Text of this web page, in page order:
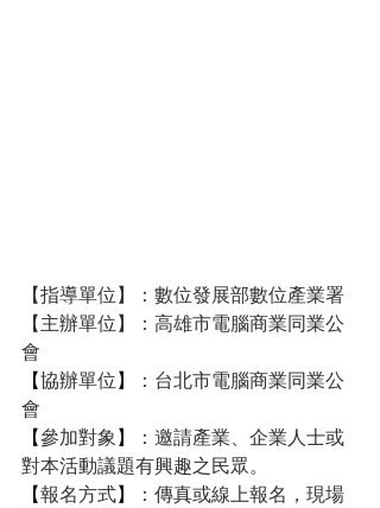
【指導單位】：數位發展部數位產業署
【主辦單位】：高雄市電腦商業同業公
會
【協辦單位】
：台北市電腦商業同業公
會
【參加對象】
：邀請產業、企業人士或
對本活動議題有興趣之民眾。
【報名方式】
：傳真或線上報名，現場